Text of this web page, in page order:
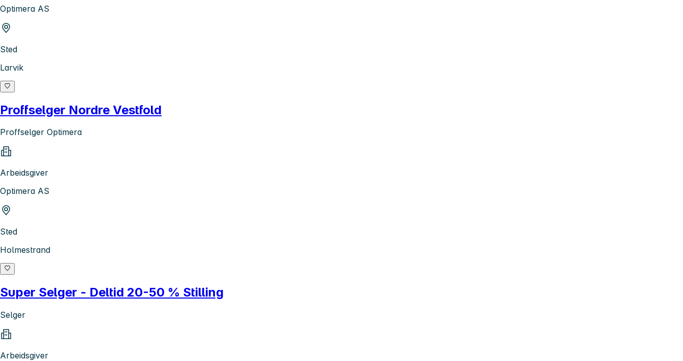
Optimera AS
Sted
Larvik
Proffselger Nordre Vestfold
Proffselger Optimera
Arbeidsgiver
Optimera AS
Sted
Holmestrand
Super Selger - Deltid 20-50 % Stilling
Selger
Arbeidsgiver